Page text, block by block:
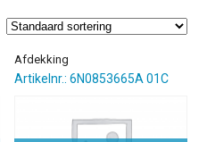
Afdekking
Artikelnr.: 6N0853665A 01C